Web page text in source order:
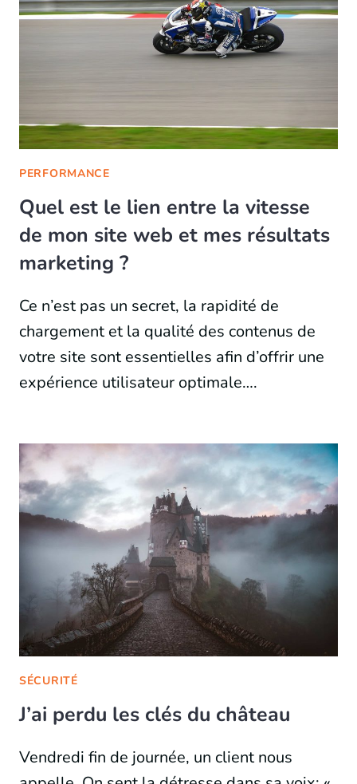
PERFORMANCE
Quel est le lien entre la vitesse
de mon site web et mes résultats
marketing ?
Ce n’est pas un secret, la rapidité de
chargement et la qualité des contenus de
votre site sont essentielles afin d’offrir une
expérience utilisateur optimale….
SÉCURITÉ
J’ai perdu les clés du château
Vendredi fin de journée, un client nous